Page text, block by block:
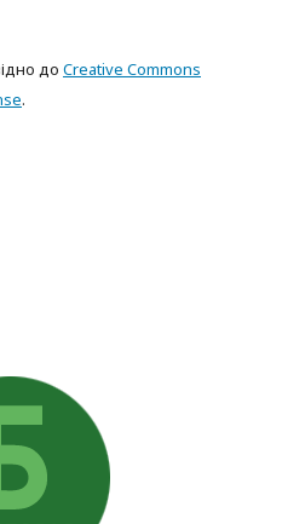
до Creative Commons
.